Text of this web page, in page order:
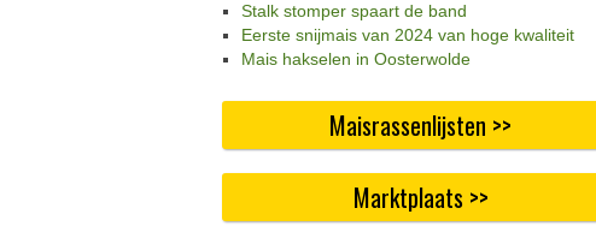
Stalk stomper spaart de band
Eerste snijmais van 2024 van hoge kwaliteit
Mais hakselen in Oosterwolde
Maisrassenlijsten >>
Marktplaats >>